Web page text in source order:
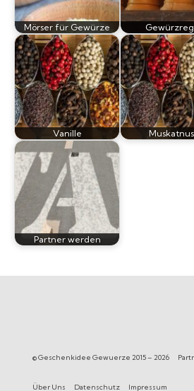
Mörser für Gewürze
Vanille
Partner werden
© Geschenkidee Gewuerze 2015 – 2026
Über Uns Datenschutz Impressum